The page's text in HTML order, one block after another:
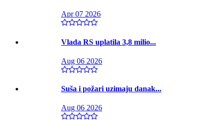
Apr 07 2026
Vlada RS uplatila 3,8 milio...
Aug 06 2026
Suša i požari uzimaju danak...
Aug 06 2026